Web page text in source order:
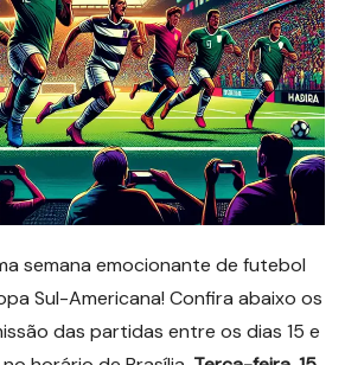
semana emocionante de futebol
Sul-Americana! Confira abaixo os
das partidas entre os dias 15 e